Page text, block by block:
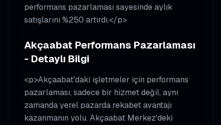
performans pazarlaması sayesinde aylık
satışlarını %250 artırdı.</p>
Akçaabat Performans Pazarlaması
- Detaylı Bilgi
<p>Akçaabat'daki işletmeler için performans
pazarlaması, sadece bir hizmet değil, aynı
zamanda yerel pazarda rekabet avantajı
kazanmanın yolu. Akçaabat Merkez'deki